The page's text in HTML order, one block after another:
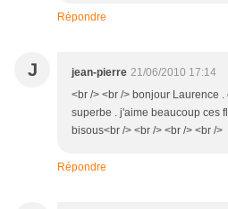
Répondre
J jean-pierre 21/06/2010 17:14
<br /> <br /> bonjour Laurence
superbe . j'aime beaucoup ces
bisous<br /> <br /> <br /> <br />
Répondre